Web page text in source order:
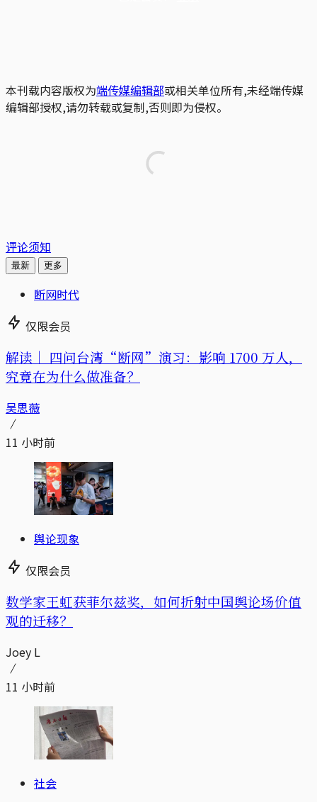
本刊载内容版权为端传媒编辑部或相关单位所有,未经端传媒
编辑部授权,请勿转载或复制,否则即为侵权。
评论须知
最新 更多
断网时代
仅限会员
解读｜ 四问台湾“断网”演习：影响 1700 万人，
究竟在为什么做准备？
吴思薇
11 小时前
舆论现象
仅限会员
数学家王虹获菲尔兹奖，如何折射中国舆论场价值
观的迁移？
Joey L
11 小时前
社会